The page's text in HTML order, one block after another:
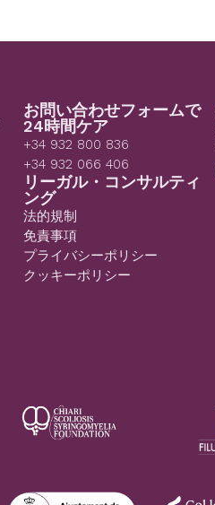
お問い合わせフォームで
24時間ケア
+34 932 800 836
+34 932 066 406
リーガル・コンサルティ
ング
法的規制
免責事項
プライバシーポリシー
クッキーポリシー